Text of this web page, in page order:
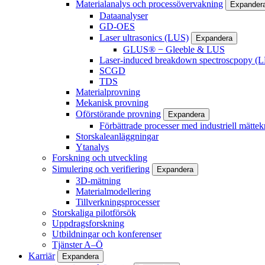
Materialanalys och processövervakning
Dataanalyser
GD-OES
Laser ultrasonics (LUS)
Expandera
GLUS® − Gleeble & LUS
Laser-induced breakdown spectroscpopy
SCGD
TDS
Materialprovning
Mekanisk provning
Oförstörande provning
Expandera
Förbättrade processer med industriell
Storskaleanläggningar
Ytanalys
Forskning och utveckling
Simulering och verifiering
Expandera
3D-mätning
Materialmodellering
Tillverkningsprocesser
Storskaliga pilotförsök
Uppdragsforskning
Utbildningar och konferenser
Tjänster A–Ö
Karriär
Expandera